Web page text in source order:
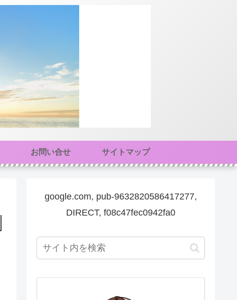
お問い合せ サイトマップ
google.com, pub-9632820586417277,
DIRECT, f08c47fec0942fa0